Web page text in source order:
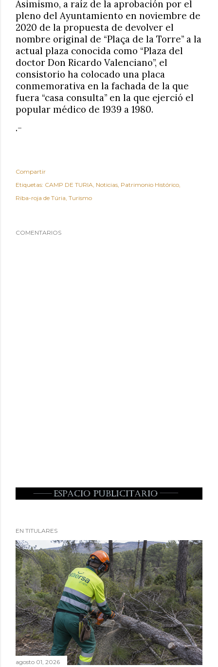
Asimismo, a raíz de la aprobación por el
pleno del Ayuntamiento en noviembre de
2020 de la propuesta de devolver el
nombre original de “Plaça de la Torre” a la
actual plaza conocida como “Plaza del
doctor Don Ricardo Valenciano”, el
consistorio ha colocado una placa
conmemorativa en la fachada de la que
fuera “casa consulta” en la que ejerció el
popular médico de 1939 a 1980.
.-
Compartir
Etiquetas: CAMP DE TURIA Noticias Patrimonio Histórico
Riba-roja de Túria Turismo
COMENTARIOS
EN TITULARES
agosto 01, 2026